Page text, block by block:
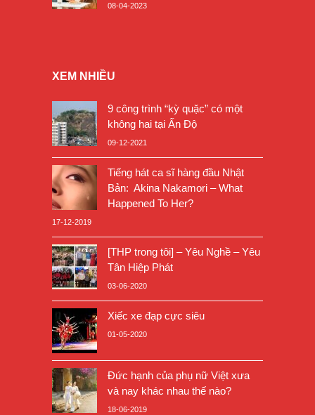
08-04-2023
XEM NHIỀU
9 công trình “kỳ quặc” có một
không hai tại Ấn Độ
09-12-2021
Tiếng hát ca sĩ hàng đầu Nhật
Bản: Akina Nakamori – What
Happened To Her?
17-12-2019
[THP trong tôi] – Yêu Nghề – Yêu
Tân Hiệp Phát
03-06-2020
Xiếc xe đạp cực siêu
01-05-2020
Đức hạnh của phụ nữ Việt xưa
và nay khác nhau thế nào?
18-06-2019